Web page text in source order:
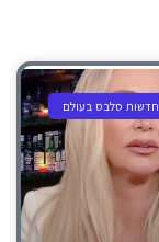
חדשות סלבס בעולם